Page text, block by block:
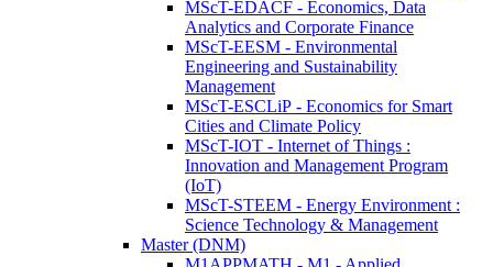
MScT-EDACF - Economics, Data
Analytics and Corporate Finance
MScT-EESM - Environmental
Engineering and Sustainability
Management
MScT-ESCLiP - Economics for Smart
Cities and Climate Policy
MScT-IOT - Internet of Things :
Innovation and Management Program
(IoT)
MScT-STEEM - Energy Environment :
Science Technology & Management
Master (DNM)